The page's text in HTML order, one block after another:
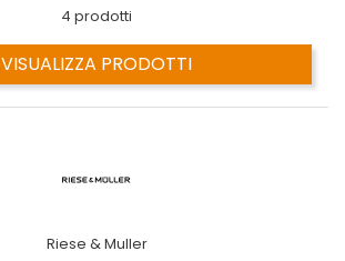
4 prodotti
VISUALIZZA PRODOTTI
Riese & Muller